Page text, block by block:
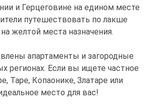
и Герцеговине на едином месте
путешествовать по лакше
желтой места назначения.
апартаменты и загородные
регионах. Если вы ищете частное
Таре, Копаонике, Златаре или
место для вас!